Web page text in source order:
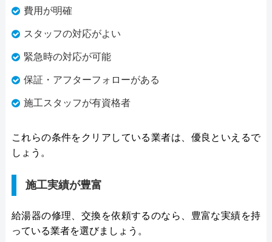
費用が明確
スタッフの対応がよい
緊急時の対応が可能
保証・アフターフォローがある
施工スタッフが有資格者
これらの条件をクリアしている業者は、優良といえるで
しょう。
施工実績が豊富
給湯器の修理、交換を依頼するのなら、豊富な実績を持
っている業者を選びましょう。